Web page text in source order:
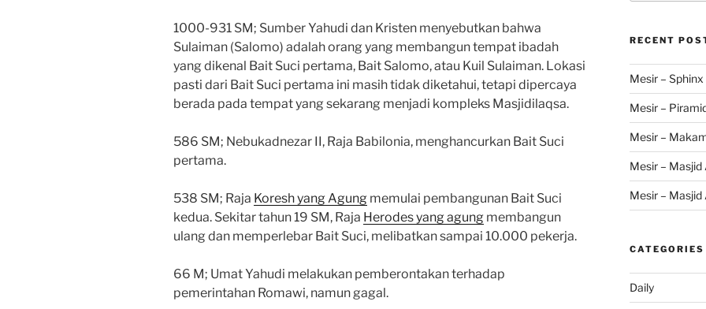
1000-931 SM; Sumber Yahudi dan Kristen menyebutkan bahwa
Sulaiman (Salomo) adalah orang yang membangun tempat ibadah
yang dikenal Bait Suci pertama, Bait Salomo, atau Kuil Sulaiman. Lokasi
pasti dari Bait Suci pertama ini masih tidak diketahui, tetapi dipercaya
berada pada tempat yang sekarang menjadi kompleks Masjidilaqsa.
586 SM; Nebukadnezar II, Raja Babilonia, menghancurkan Bait Suci
pertama.
538 SM; Raja Koresh yang Agung memulai pembangunan Bait Suci
kedua. Sekitar tahun 19 SM, Raja Herodes yang agung membangun
ulang dan memperlebar Bait Suci, melibatkan sampai 10.000 pekerja.
66 M; Umat Yahudi melakukan pemberontakan terhadap
pemerintahan Romawi, namun gagal.
RECENT
Mesir –
Mesir –
Mesir –
Mesir – Masjid
Mesir – Masjid
CATEGORIES
Daily